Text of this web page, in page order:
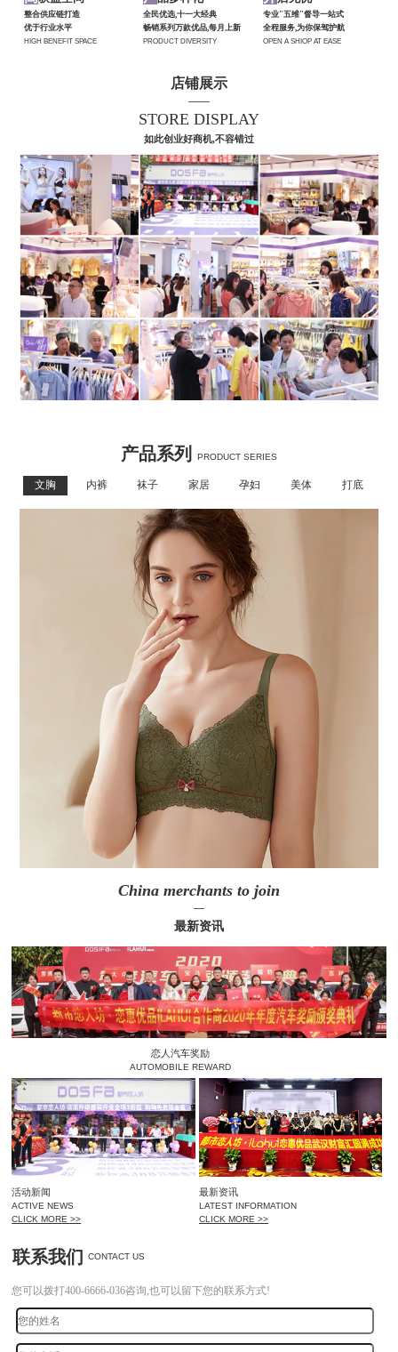
整合供应链打造
优于行业水平
HIGH BENEFIT SPACE
全民优选,十一大经典
畅销系列万款优品,每月上新
PRODUCT DIVERSITY
专业"五维"督导一站式
全程服务,为你保驾护航
OPEN A SHIOP AT EASE
店铺展示
——
STORE DISPLAY
如此创业好商机,不容错过
产品系列 PRODUCT SERIES
文胸 内裤 袜子 家居 孕妇 美体 打底
China merchants to join
—
最新资讯
恋人汽车奖励
AUTOMOBILE REWARD
活动新闻
ACTIVE NEWS
CLICK MORE >>
最新资讯
LATEST INFORMATION
CLICK MORE >>
联系我们 CONTACT US
您可以拨打400-6666-036咨询,也可以留下您的联系方式!